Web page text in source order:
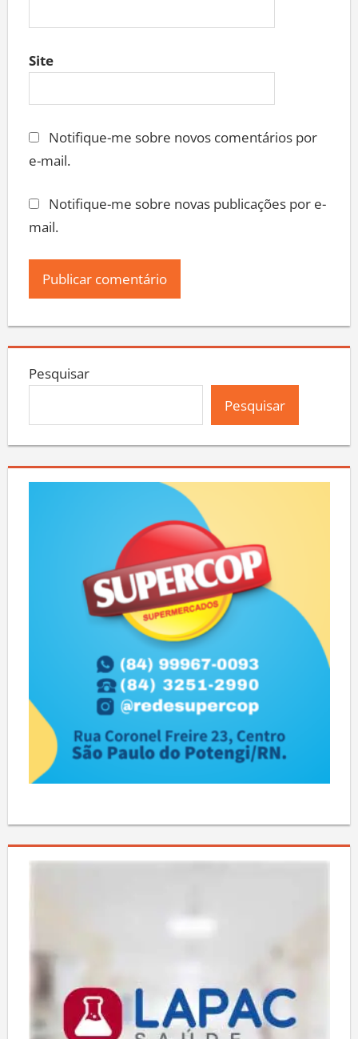
Site
Notifique-me sobre novos comentários por
e-mail.
Notifique-me sobre novas publicações por e-
mail.
Pesquisar
Pesquisar